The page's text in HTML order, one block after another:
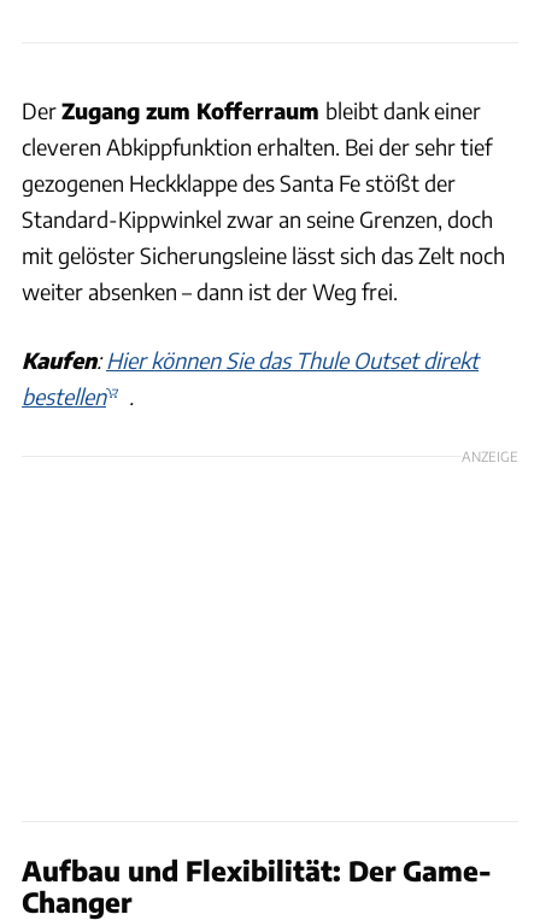
DerZugang zum Kofferraum bleibt dank einer
cleveren Abkippfunktion erhalten. Bei der sehr tief
gezogenen Heckklappe des Santa Fe stößt der
Standard-Kippwinkel zwar an seine Grenzen, doch
mit gelöster Sicherungsleine lässt sich das Zelt noch
weiter absenken – dann ist der Weg frei.
Kaufen:Hier können Sie das Thule Outset direkt
bestellen
.
ANZEIGE
Aufbau und Flexibilität: Der Game-
Changer